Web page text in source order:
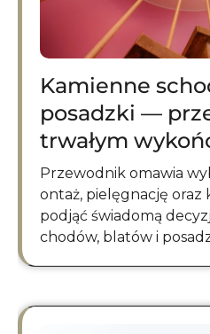
Kamienne
posadzki —
trwałym
Przewodnik omawia wybór kamienia, jego m
ontaż, pielęgnację oraz
podjąć świadomą
chodów, blatów i